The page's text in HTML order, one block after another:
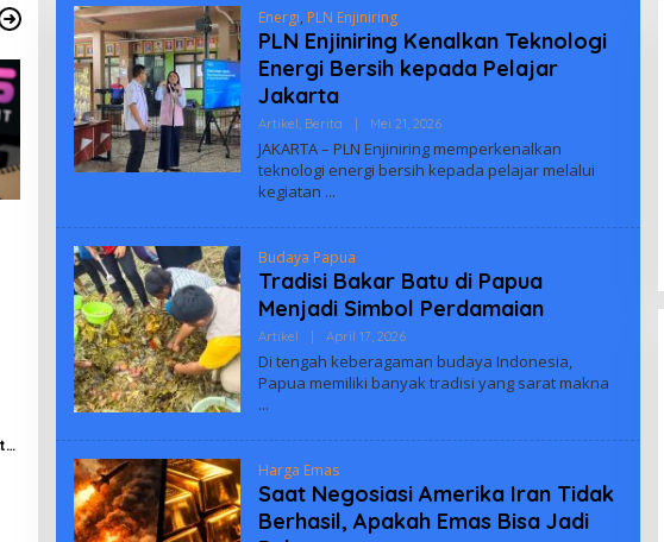
Energi, PLN Enjiniring
PLN Enjiniring Kenalkan Teknologi
Energi Bersih kepada Pelajar
Jakarta
Artikel, Berita Mei 21, 2026Oleh
JAKARTA – PLN Enjiniring memperkenalkan
teknologi energi bersih kepada pelajar melalui
kegiatan
Budaya Papua
Tradisi Bakar Batu di Papua
Menjadi Simbol Perdamaian
Artikel April 17, 2026Oleh
Di tengah keberagaman budaya Indonesia,
Papua memiliki banyak tradisi yang sarat makna
Harga Emas
Saat Negosiasi Amerika Iran Tidak
Berhasil, Apakah Emas Bisa Jadi